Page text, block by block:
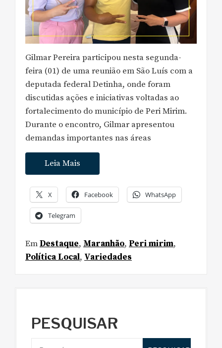
Gilmar Pereira participou nesta segunda-
feira (01) de uma reunião em São Luís com a
deputada federal Detinha, onde foram
discutidas ações e iniciativas voltadas ao
fortalecimento do município de Peri Mirim.
Durante o encontro, Gilmar apresentou
demandas importantes nas áreas
Leia Mais
X Facebook WhatsApp
Telegram
EmDestaque, Maranhão, Peri mirim,
Política Local, Variedades
PESQUISAR